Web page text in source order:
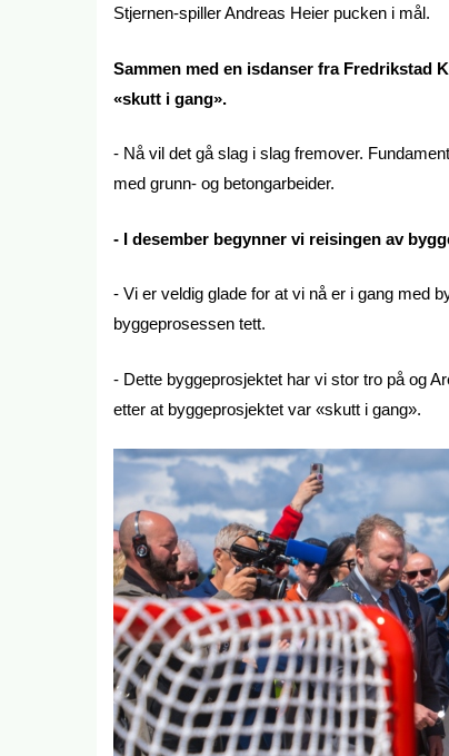
Stjernen-spiller Andreas Heier pucken i mål.
Sammen med en isdanser fra Fredrikstad
«skutt i gang».
- Nå vil det gå slag i slag fremover.
med grunn- og betongarbeider.
- I desember begynner vi reisingen av
- Vi er veldig glade for at vi nå er i gang med
byggeprosessen tett.
- Dette byggeprosjektet har vi stor tro på og
etter at byggeprosjektet var «skutt i gang».